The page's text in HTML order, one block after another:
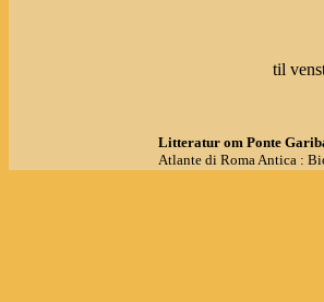
til
Litteratur om Ponte
Atlante di Roma Antica :